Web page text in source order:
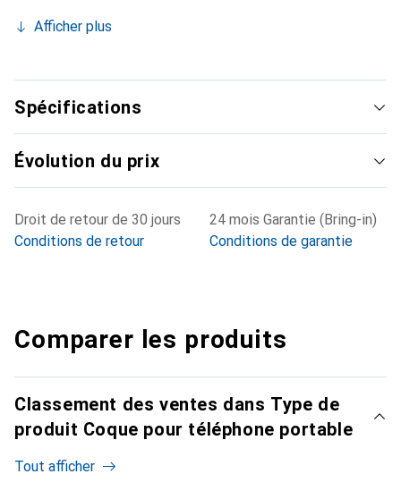
Noreve est reconnue internationalement pour ses produits
client exigeant.
Afficher plus
Spécifications
Évolution du prix
Droit de retour de 30 jours
Conditions de retour
24 mois Garantie (Bring-in)
Conditions de garantie
Comparer les produits
Classement des ventes dans Type de
produit Coque pour téléphone portable
Tout afficher